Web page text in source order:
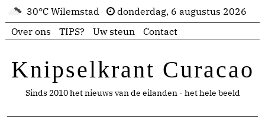
30°C Wilemstad
donderdag, 6 augustus 2026
Over ons
TIPS? Uw steun Contact
Knipselkrant Curacao
Sinds 2010 het nieuws van de eilanden - het hele beeld